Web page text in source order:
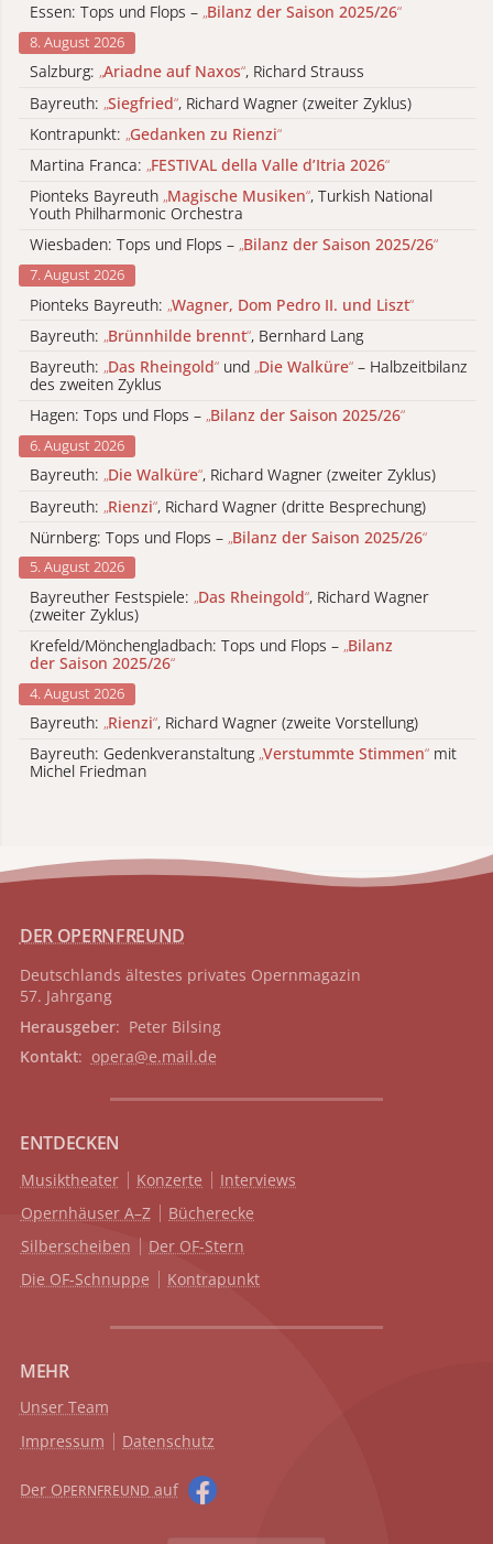
Essen: Tops und Flops – „Bilanz der Saison 2025/26“
8. August 2026
Salzburg: „Ariadne auf Naxos“, Richard Strauss
Bayreuth: „Siegfried“, Richard Wagner (zweiter Zyklus)
Kontrapunkt: „Gedanken zu Rienzi“
Martina Franca: „FESTIVAL della Valle d’Itria 2026“
Pionteks Bayreuth „Magische Musiken“, Turkish National
Youth Philharmonic Orchestra
Wiesbaden: Tops und Flops – „Bilanz der Saison 2025/26“
7. August 2026
Pionteks Bayreuth: „Wagner, Dom Pedro II. und Liszt“
Bayreuth: „Brünnhilde brennt“, Bernhard Lang
Bayreuth: „Das Rheingold“ und „Die Walküre“ – Halbzeitbilanz
des zweiten Zyklus
Hagen: Tops und Flops – „Bilanz der Saison 2025/26“
6. August 2026
Bayreuth: „Die Walküre“, Richard Wagner (zweiter Zyklus)
Bayreuth: „Rienzi“, Richard Wagner (dritte Besprechung)
Nürnberg: Tops und Flops – „Bilanz der Saison 2025/26“
5. August 2026
Bayreuther Festspiele: „Das Rheingold“, Richard Wagner
(zweiter Zyklus)
Krefeld/Mönchengladbach: Tops und Flops – „Bilanz
der Saison 2025/26“
4. August 2026
Bayreuth: „Rienzi“, Richard Wagner (zweite Vorstellung)
Bayreuth: Gedenkveranstaltung „Verstummte Stimmen“ mit
Michel Friedman
DER OPERNFREUND
Deutschlands ältestes privates Opernmagazin
57. Jahrgang
Herausgeber: Peter Bilsing
Kontakt: opera@e.mail.de
ENTDECKEN
Musiktheater Konzerte
Interviews
Opernhäuser A–Z
Bücherecke
Silberscheiben
Der OF-Stern
Die OF-Schnuppe
Kontrapunkt
MEHR
Unser Team
Impressum
Datenschutz
Der OPERNFREUND auf